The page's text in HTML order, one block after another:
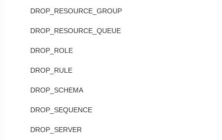
DROP_RESOURCE_GROUP
DROP_RESOURCE_QUEUE
DROP_ROLE
DROP_RULE
DROP_SCHEMA
DROP_SEQUENCE
DROP_SERVER